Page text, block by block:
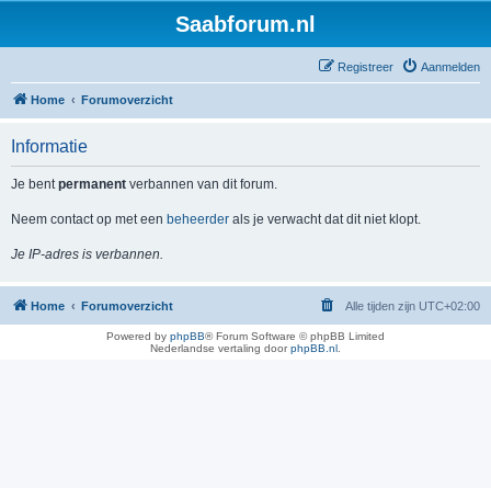
Saabforum.nl
Aanmelden
Registreer
Home Forumoverzicht
Informatie
Je bentpermanent verbannen van dit forum.
Neem contact op met een beheerder als je verwacht dat dit niet klopt.
Je IP-adres is verbannen.
Home Forumoverzicht Alle tijden zijn UTC+02:00
Powered by phpBB® Forum Software © phpBB Limited
Nederlandse vertaling doorphpBB.nl